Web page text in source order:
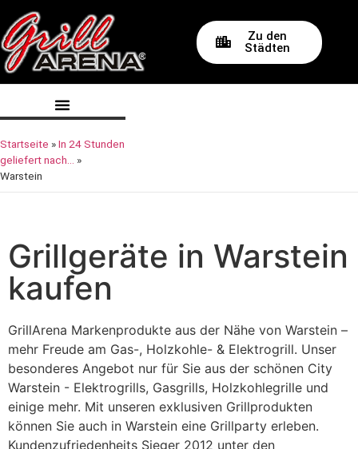
Zu den
Städten
Startseite »In 24 Stunden
geliefert nach…
»
Warstein
Grillgeräte in Warstein
kaufen
GrillArena Markenprodukte aus der Nähe von Warstein –
mehr Freude am Gas-, Holzkohle- & Elektrogrill. Unser
besonderes Angebot nur für Sie aus der schönen City
Warstein - Elektrogrills, Gasgrills, Holzkohlegrille und
einige mehr. Mit unseren exklusiven Grillprodukten
können Sie auch in Warstein eine Grillparty erleben.
Kundenzufriedenheits Sieger 2012 unter den